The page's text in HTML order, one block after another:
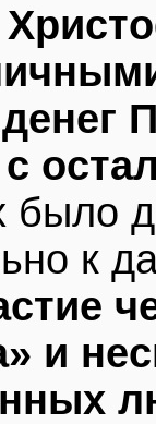
было
к
и